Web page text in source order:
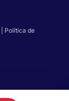
Política de